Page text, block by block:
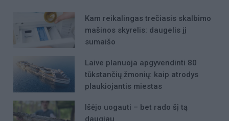
Kam reikalingas trečiasis skalbimo
mašinos skyrelis: daugelis jį
sumaišo
Laive planuoja apgyvendinti 80
tūkstančių žmonių: kaip atrodys
plaukiojantis miestas
Išėjo uogauti – bet rado šį tą
daugiau